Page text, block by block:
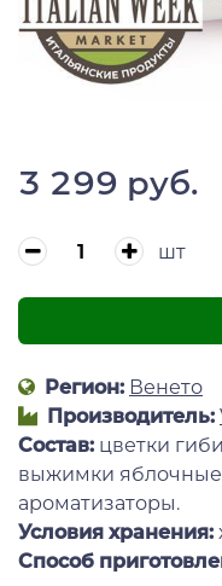
3 299 руб.
шт
Регион: Венето
Производитель:
Состав: цветки
выжимки
ароматизаторы.
Условия хранения:
Способ